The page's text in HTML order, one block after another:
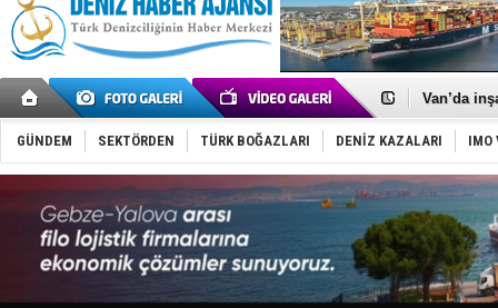
Van’da
ASEAN ilk
TAYK -
İstanbul
Tersane
İngiliz
FESCO,
DESE,
35 milyon
GÜNDEM SEKTÖRDEN TÜRK BOĞAZLARI DENİZ KAZALARI IMO